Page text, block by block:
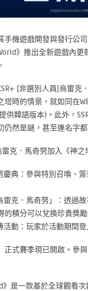
手機遊戲開發與發行公
》推出全新遊戲內
[非選別人員]烏雷
時的情景，就如同在
供韓語版本)。此外，
仍然是謎，甚至連名字
克．馬奇努加入《神
慶典：參與特別召喚、
雷克．馬奇努」：透過
的積分可以兌換珍貴獎
動：玩家於活動期間
正式賽季現已開啟。參
》是一款基於全球觀看